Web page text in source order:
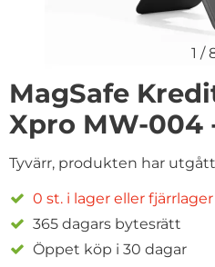
1 /
MagSafe
Xpro MW-004
Tyvärr, produkten har
0 st. i lager eller fjärrlager
365 dagars bytesrätt
Öppet köp i 30 dagar